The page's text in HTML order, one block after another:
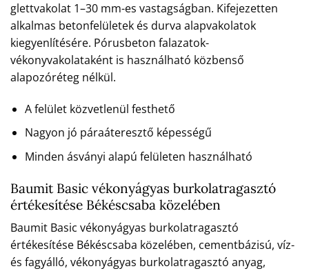
glettvakolat 1–30 mm-es vastagságban. Kifejezetten
alkalmas betonfelületek és durva alapvakolatok
kiegyenlítésére. Pórusbeton falazatok-
vékonyvakolataként is használható közbenső
alapozóréteg nélkül.
A felület közvetlenül festhető
Nagyon jó páraáteresztő képességű
Minden ásványi alapú felületen használható
Baumit Basic vékonyágyas burkolatragasztó
értékesítése Békéscsaba közelében
Baumit Basic vékonyágyas burkolatragasztó
értékesítése Békéscsaba közelében, cementbázisú, víz-
és fagyálló, vékonyágyas burkolatragasztó anyag,